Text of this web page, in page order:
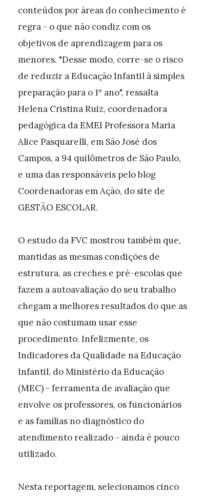
conteúdos por áreas do conhecimento é
regra - o que não condiz com os
objetivos de aprendizagem para os
menores. "Desse modo, corre-se o risco
de reduzir a Educação Infantil à simples
preparação para o 1º ano", ressalta
Helena Cristina Ruiz, coordenadora
pedagógica da EMEI Professora Maria
Alice Pasquarelli, em São José dos
Campos, a 94 quilômetros de São Paulo,
e uma das responsáveis pelo blog
Coordenadoras em Ação, do site de
GESTÃO ESCOLAR.
O estudo da FVC mostrou também que,
mantidas as mesmas condições de
estrutura, as creches e pré-escolas que
fazem a autoavaliação do seu trabalho
chegam a melhores resultados do que as
que não costumam usar esse
procedimento. Infelizmente, os
Indicadores da Qualidade na Educação
Infantil, do Ministério da Educação
(MEC) - ferramenta de avaliação que
envolve os professores, os funcionários
e as famílias no diagnóstico do
atendimento realizado - ainda é pouco
utilizado.
Nesta reportagem, selecionamos cinco